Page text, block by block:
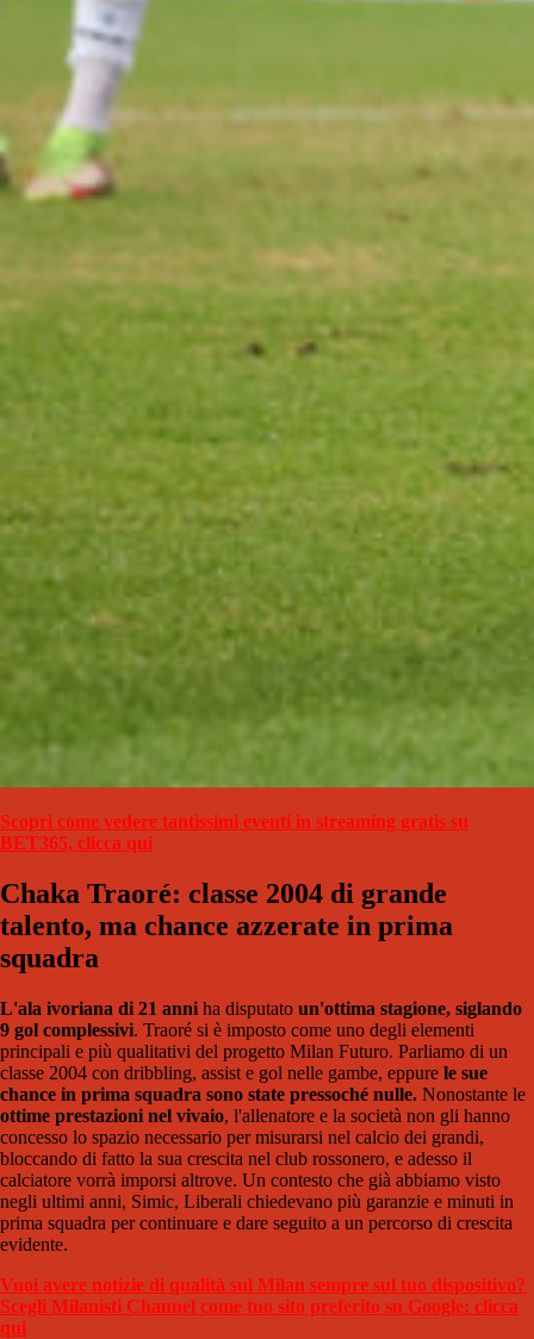
Scopri come vedere tantissimi eventi in streaming gratis su
BET365, clicca qui
Chaka Traoré: classe 2004 di grande
talento, ma chance azzerate in prima
squadra
L'ala ivoriana di 21 anni ha disputato un'ottima stagione, siglando
9 gol complessivi. Traoré si è imposto come uno degli elementi
principali e più qualitativi del progetto Milan Futuro. Parliamo di un
classe 2004 con dribbling, assist e gol nelle gambe, eppure le sue
chance in prima squadra sono state pressoché nulle. Nonostante le
ottime prestazioni nel vivaio, l'allenatore e la società non gli hanno
concesso lo spazio necessario per misurarsi nel calcio dei grandi,
bloccando di fatto la sua crescita nel club rossonero, e adesso il
calciatore vorrà imporsi altrove. Un contesto che già abbiamo visto
negli ultimi anni, Simic, Liberali chiedevano più garanzie e minuti in
prima squadra per continuare e dare seguito a un percorso di crescita
evidente.
Vuoi avere notizie di qualità sul Milan sempre sul tuo dispositivo?
Scegli Milanisti Channel come tuo sito preferito su Google: clicca
qui